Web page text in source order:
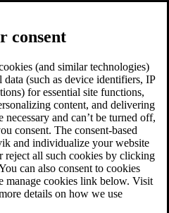
consent
(and similar technologies)
data (such as device identifiers, IP
for essential site functions,
content, and delivering
necessary and can’t be turned off,
consent. The consent-based
and individualize your website
reject all such cookies by clicking
can also consent to cookies
manage cookies link below. Visit
details on how we use